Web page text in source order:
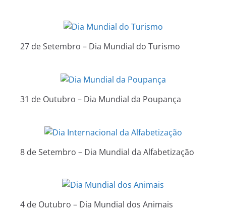
27 de Setembro – Dia Mundial do Turismo
31 de Outubro – Dia Mundial da Poupança
8 de Setembro – Dia Mundial da Alfabetização
4 de Outubro – Dia Mundial dos Animais